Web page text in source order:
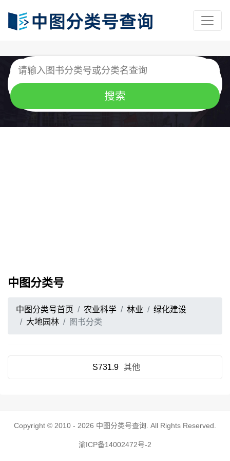
中图分类号
中图分类号首页 农业科学 林业
绿化建设
大地园林
图书分类
S731.9 其他
Copyright © 2010 - 2026 中图分类号查询 . All Rights Reserved.
渝ICP备14002472号-2